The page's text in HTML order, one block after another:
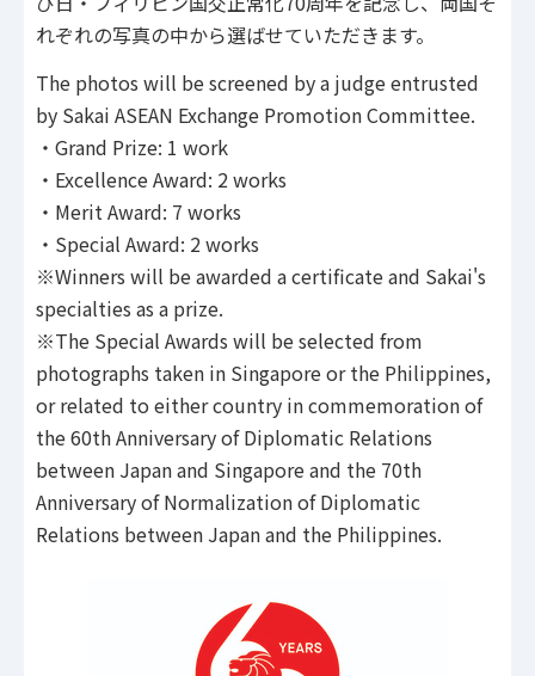
れぞれの写真の中から選ばせていただきます。
The photos will be screened by a judge entrusted
by Sakai ASEAN Exchange Promotion Committee.
・Grand Prize: 1 work
・Excellence Award: 2 works
・Merit Award: 7 works
・Special Award: 2 works
※Winners will be awarded a certificate and Sakai's
specialties as a prize.
※The Special Awards will be selected from
photographs taken in Singapore or the Philippines,
or related to either country in commemoration of
the 60th Anniversary of Diplomatic Relations
between Japan and Singapore and the 70th
Anniversary of Normalization of Diplomatic
Relations between Japan and the Philippines.